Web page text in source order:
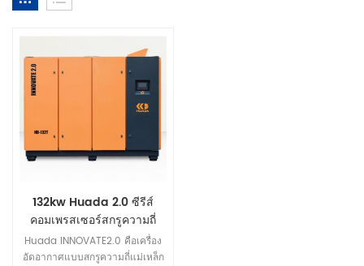
132kw Huada 2.0 ซีรีส์
คอมเพรสเซอร์สกรูความถี่
ตัวแปรแม่เหล็กถาวรสองขั้น
ตอน
Huada INNOVATE2.0 คือเครื่อง
อัดอากาศแบบสกรูความถี่แม่เหล็ก